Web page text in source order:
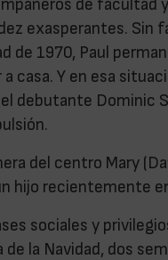
de facultad
exasperantes. Sin
de 1970, Paul
casa. Y en esa
debutante Dominic
del centro Mary
hijo recientemente
sociales y
la Navidad, dos